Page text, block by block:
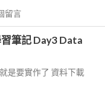
留言
筆記 Day3 Data
是要實作了 資料下載